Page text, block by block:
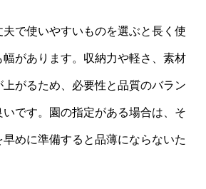
で使いやすいものを選ぶと長く使
幅があります。収納力や軽さ、素材
がるため、必要性と品質のバラン
です。園の指定がある場合は、そ
めに準備すると品薄にならないた